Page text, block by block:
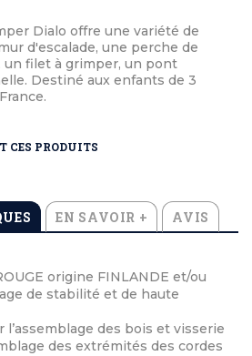
Dialo offre une variété de
d'escalade, une perche de
un filet à grimper, un pont
Destiné aux enfants de 3
CES PRODUITS
EN SAVOIR + AVIS
origine FINLANDE et/ou
de stabilité et de haute
l’assemblage des bois et visserie
des extrémités des cordes